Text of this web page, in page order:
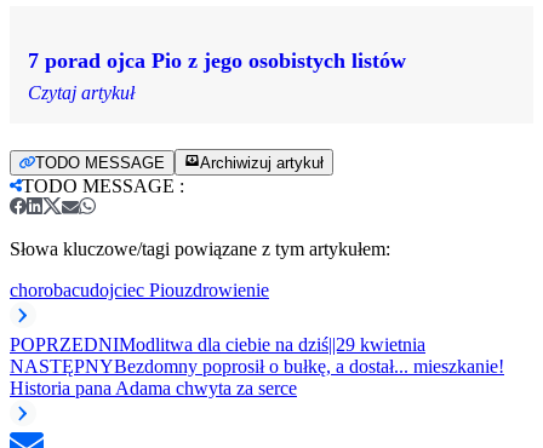
7 porad ojca Pio z jego osobistych listów
Czytaj artykuł
TODO MESSAGE Archiwizuj artykuł
TODO MESSAGE :
Słowa kluczowe/tagi powiązane z tym artykułem:
chorobacudojciec Piouzdrowienie
POPRZEDNIModlitwa dla ciebie na dziś||29 kwietnia
NASTĘPNYBezdomny poprosił o bułkę, a dostał... mieszkanie!
Historia pana Adama chwyta za serce